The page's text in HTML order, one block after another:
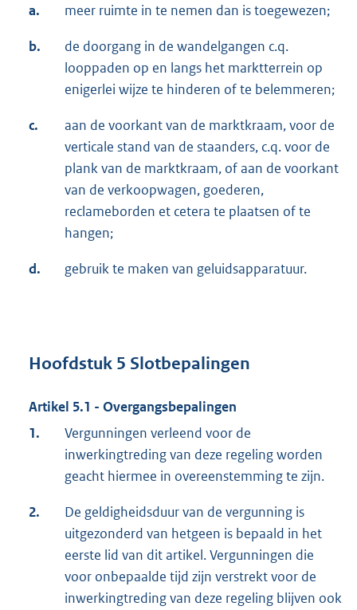
a. meer ruimte in te nemen dan is toegewezen;
b.
de doorgang in de wandelgangen c.q.
looppaden op en langs het marktterrein op
enigerlei wijze te hinderen of te belemmeren;
c.
aan de voorkant van de marktkraam, voor de
verticale stand van de staanders, c.q. voor de
plank van de marktkraam, of aan de voorkant
van de verkoopwagen, goederen,
reclameborden et cetera te plaatsen of te
hangen;
d. gebruik te maken van geluidsapparatuur.
Hoofdstuk 5 Slotbepalingen
Artikel 5.1 - Overgangsbepalingen
1.
Vergunningen verleend voor de
inwerkingtreding van deze regeling worden
geacht hiermee in overeenstemming te zijn.
2.
De geldigheidsduur van de vergunning is
uitgezonderd van hetgeen is bepaald in het
eerste lid van dit artikel. Vergunningen die
voor onbepaalde tijd zijn verstrekt voor de
inwerkingtreding van deze regeling blijven ook